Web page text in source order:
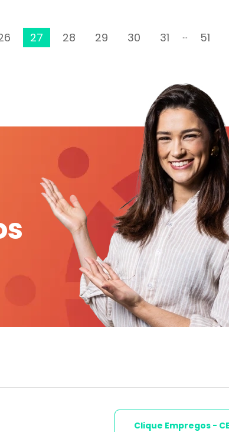
27 28 29 30 31 ... 51
Clique Empregos - CE